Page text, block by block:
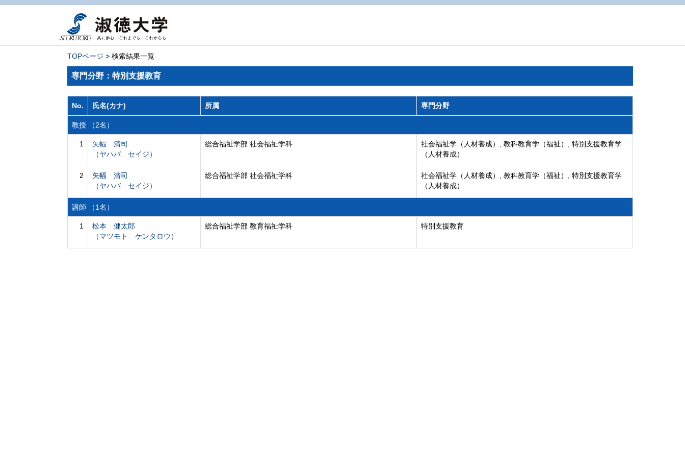
TOPページ > 検索結果一覧
専門分野：特別支援教育
No. 氏名(カナ) 所属 専門分野
教授 （2名）
1
矢幅 清司
（ヤハバ セイジ）
総合福祉学部 社会福祉学科
社会福祉学（人材養成）, 教科教育学（福祉）, 特別支援教育学
（人材養成）
2
矢幅 清司
（ヤハバ セイジ）
総合福祉学部 社会福祉学科
社会福祉学（人材養成）, 教科教育学（福祉）, 特別支援教育学
（人材養成）
講師 （1名）
1
松本 健太郎
（マツモト ケンタロウ）
総合福祉学部 教育福祉学科 特別支援教育